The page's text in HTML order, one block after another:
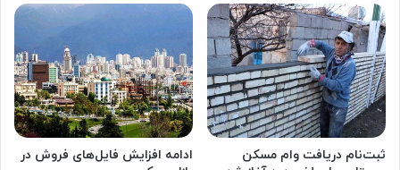
ثبت‌نام دریافت وام مسکن
ادامه افزایش فایل‌‌های فروش در